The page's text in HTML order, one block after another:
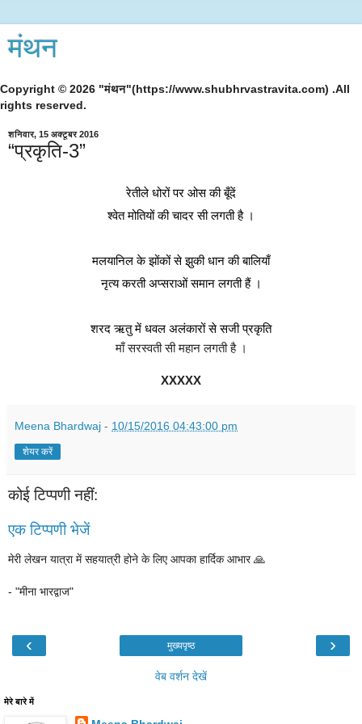
मंथन
Copyright © 2026 "मंथन"(https://www.shubhrvastravita.com) .All
rights reserved.
शनिवार, 15 अक्टूबर 2016
“प्रकृति-3”
रेतीले धोरों पर ओस की बूँदें
श्वेत मोतियों की चादर सी लगती है ।
मलयानिल के झोंकों से झुकी धान की बालियाँ
नृत्य करती अप्सराओं समान लगती हैं ।
शरद ऋतु में धवल अलंकारों से सजी प्रकृति
माँ सरस्वती सी महान लगती है ।
XXXXX
Meena Bhardwaj - 10/15/2016 04:43:00 pm
शेयर करें
कोई टिप्पणी नहीं:
एक टिप्पणी भेजें
मेरी लेखन यात्रा में सहयात्री होने के लिए आपका हार्दिक आभार 🙏
- "मीना भारद्वाज"
‹ ›
मुख्यपृष्ठ
वेब वर्शन देखें
मेरे बारे में